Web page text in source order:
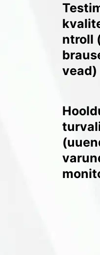
ntroll
vead)